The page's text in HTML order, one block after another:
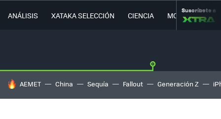
ANÁLISIS XATAKA SELECCIÓN CIENCIA MOVILIDAD
Suscríbete a
HOY SE HABLA DE
AEMET China Sequía Fallout Generación Z